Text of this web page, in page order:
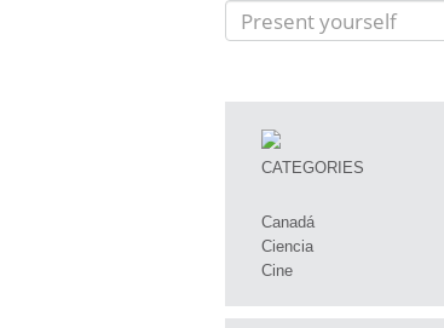
CATEGORIES
Canadá
Ciencia
Cine